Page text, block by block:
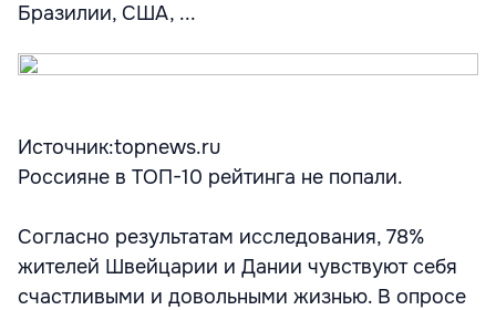
Бразилии, США, ...
Источник:topnews.ru
Россияне в ТОП-10 рейтинга не попали.
Согласно результатам исследования, 78%
жителей Швейцарии и Дании чувствуют себя
счастливыми и довольными жизнью. В опросе